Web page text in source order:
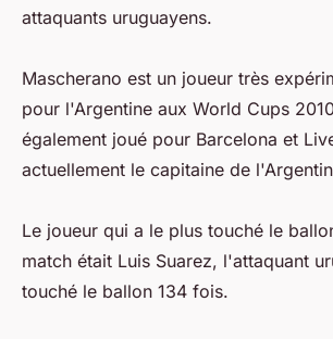
attaquants uruguayens.
Mascherano est un joueur très
pour l'Argentine aux World Cups
également joué pour Barcelona et
actuellement le capitaine de
Le joueur qui a le plus touché le
match était Luis Suarez, l'attaquant
touché le ballon 134 fois.